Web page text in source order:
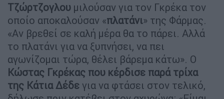
Τζώρτζογλου μιλούσαν για τον Γκρέκα τον
οποίο αποκαλούσαν «πλατάνι» της Φάρμας.
«Αν βρεθεί σε καλή μέρα θα το πάρει. Αλλά
το πλατάνι για να ξυπνήσει, να πει
αγωνίζομαι τώρα, θέλει βάρεμα κάτω». Ο
Κώστας Γκρέκας που κέρδισε παρά τρίχα
της Κάτια Δέδε για να φτάσει στον τελικό,